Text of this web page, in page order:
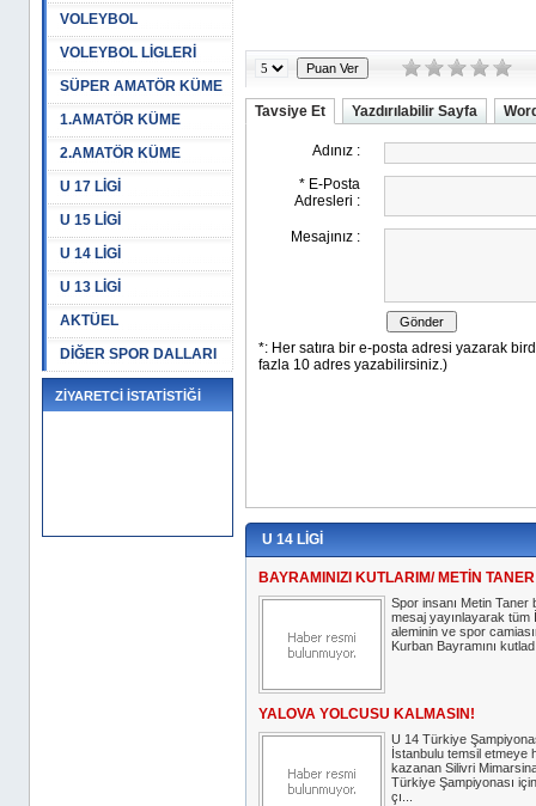
VOLEYBOL
VOLEYBOL LİGLERİ
SÜPER AMATÖR KÜME
1.AMATÖR KÜME
2.AMATÖR KÜME
U 17 LİGİ
U 15 LİGİ
U 14 LİGİ
U 13 LİGİ
AKTÜEL
DİĞER SPOR DALLARI
ZİYARETCİ İSTATİSTİĞİ
Tavsiye Et Yazdırılabilir Sayfa
U 14 LİGİ
BAYRAMINIZI KUTLARIM/ METİN TANER
Spor insanı Metin Taner
mesaj yayınlayarak tüm
aleminin ve spor
Kurban Bayramını
YALOVA YOLCUSU KALMASIN!
U 14 Türkiye
İstanbulu temsil etmeye
kazanan Silivri
Türkiye Şampiyonası
çı...